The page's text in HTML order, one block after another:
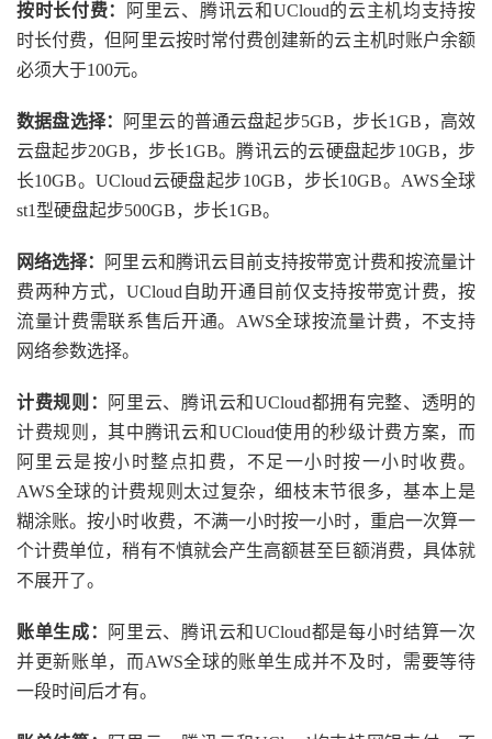
按时长付费：
阿里云、腾讯云和UCloud的云主机均支持按
时长付费，但阿里云按时常付费创建新的云主机时账户余额
必须大于100元。
数据盘选择：
阿里云的普通云盘起步5GB，步长1GB，高效
云盘起步20GB，步长1GB。腾讯云的云硬盘起步10GB，步
长10GB。UCloud云硬盘起步10GB，步长10GB。AWS全球
st1型硬盘起步500GB，步长1GB。
网络选择：
阿里云和腾讯云目前支持按带宽计费和按流量计
费两种方式，UCloud自助开通目前仅支持按带宽计费，按
流量计费需联系售后开通。AWS全球按流量计费，不支持
网络参数选择。
计费规则：
阿里云、腾讯云和UCloud都拥有完整、透明的
计费规则，其中腾讯云和UCloud使用的秒级计费方案，而
阿里云是按小时整点扣费，不足一小时按一小时收费。
AWS全球的计费规则太过复杂，细枝末节很多，基本上是
糊涂账。按小时收费，不满一小时按一小时，重启一次算一
个计费单位，稍有不慎就会产生高额甚至巨额消费，具体就
不展开了。
账单生成：
阿里云、腾讯云和UCloud都是每小时结算一次
并更新账单，而AWS全球的账单生成并不及时，需要等待
一段时间后才有。